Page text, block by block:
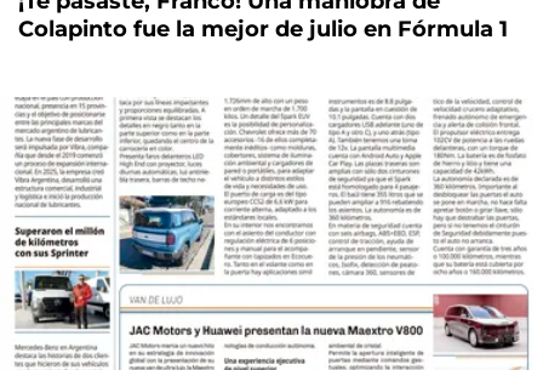
Colapinto fue la mejor de julio en Fórmula 1